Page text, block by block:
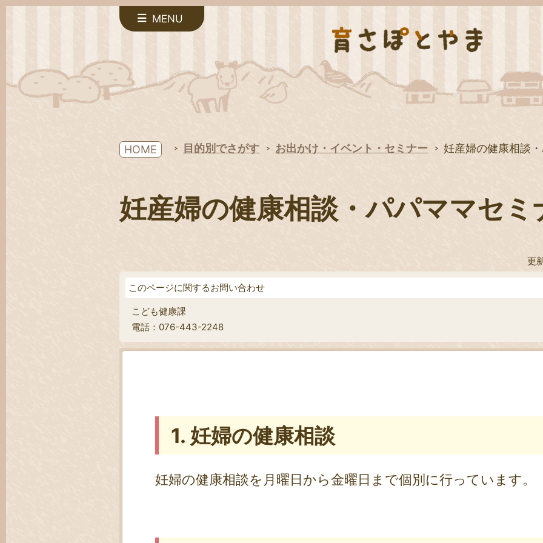
MENU
HOME 目的別でさがす お出かけ・イベント・セミナー 妊産婦の健康相談
妊産婦の健康相談・パパママセミ
更
このページに関するお問い合わせ
こども健康課
電話：076-443-2248
1. 妊婦の健康相談
妊婦の健康相談を月曜日から金曜日まで個別に行っています。